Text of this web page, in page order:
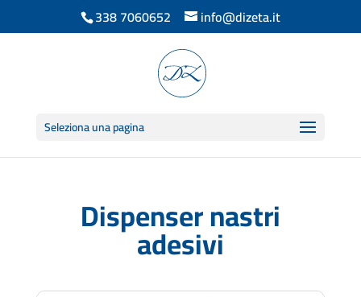
338 7060652 info@dizeta.it
Seleziona una pagina
Dispenser nastri
adesivi